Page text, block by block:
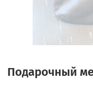
Подарочный